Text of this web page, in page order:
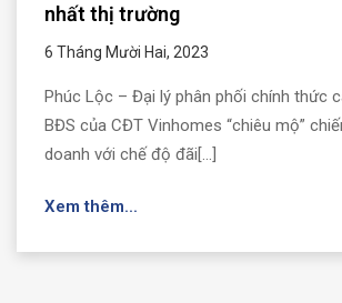
nhất thị trường
6 Tháng Mười Hai, 2023
Phúc Lộc – Đại lý phân phối chính thức
BĐS của CĐT Vinhomes “chiêu mộ”
doanh với chế độ đãi[...]
Xem thêm...